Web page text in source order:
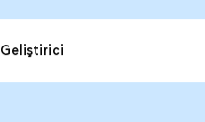
Geliştirici